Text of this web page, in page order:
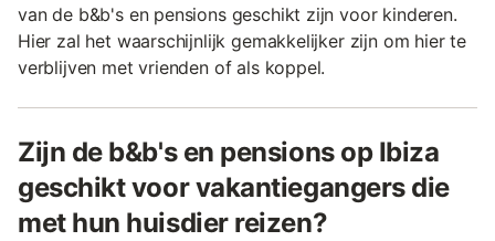
van de b&b's en pensions geschikt zijn voor kinderen.
Hier zal het waarschijnlijk gemakkelijker zijn om hier te
verblijven met vrienden of als koppel.
Zijn de b&b's en pensions op Ibiza
geschikt voor vakantiegangers die
met hun huisdier reizen?